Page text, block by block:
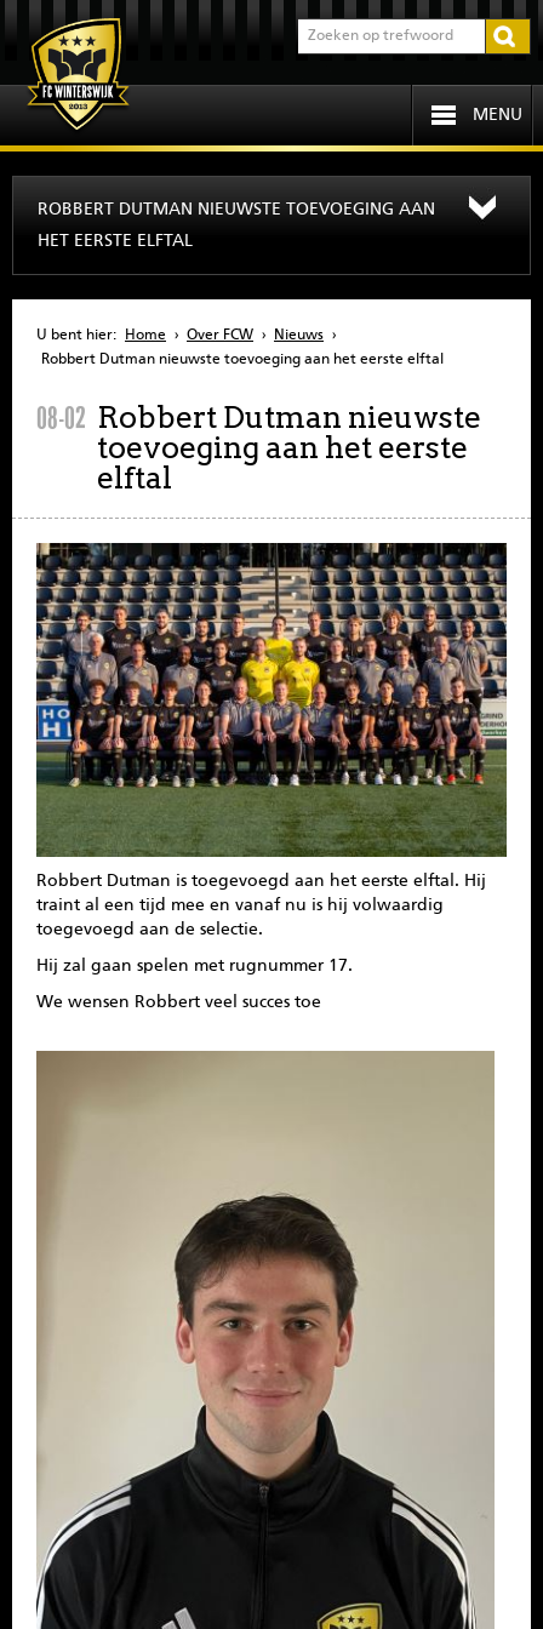
MENU
SPONSOREN
CONTACT
MENU
ROBBERT DUTMAN NIEUWSTE TOEVOEGING AAN
HET EERSTE ELFTAL
U bent hier: Home › Over FCW › Nieuws ›
Robbert Dutman nieuwste toevoeging aan het eerste elftal
08-02 Robbert Dutman nieuwste
toevoeging aan het eerste
elftal
Robbert Dutman is toegevoegd aan het eerste elftal. Hij
traint al een tijd mee en vanaf nu is hij volwaardig
toegevoegd aan de selectie.
Hij zal gaan spelen met rugnummer 17.
We wensen Robbert veel succes toe